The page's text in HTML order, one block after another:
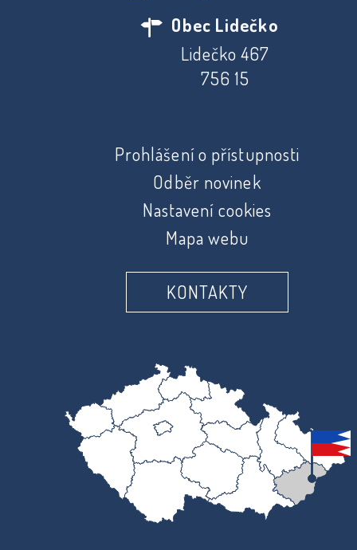
Obec Lidečko
Lidečko 467
756 15
Prohlášení o přístupnosti
Odběr novinek
Nastavení cookies
Mapa webu
KONTAKTY